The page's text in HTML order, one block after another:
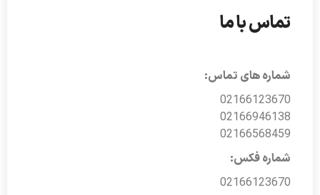
تماس با ما
شماره های تماس:
02166123670
02166946138
02166568459
شماره فکس:
02166123670